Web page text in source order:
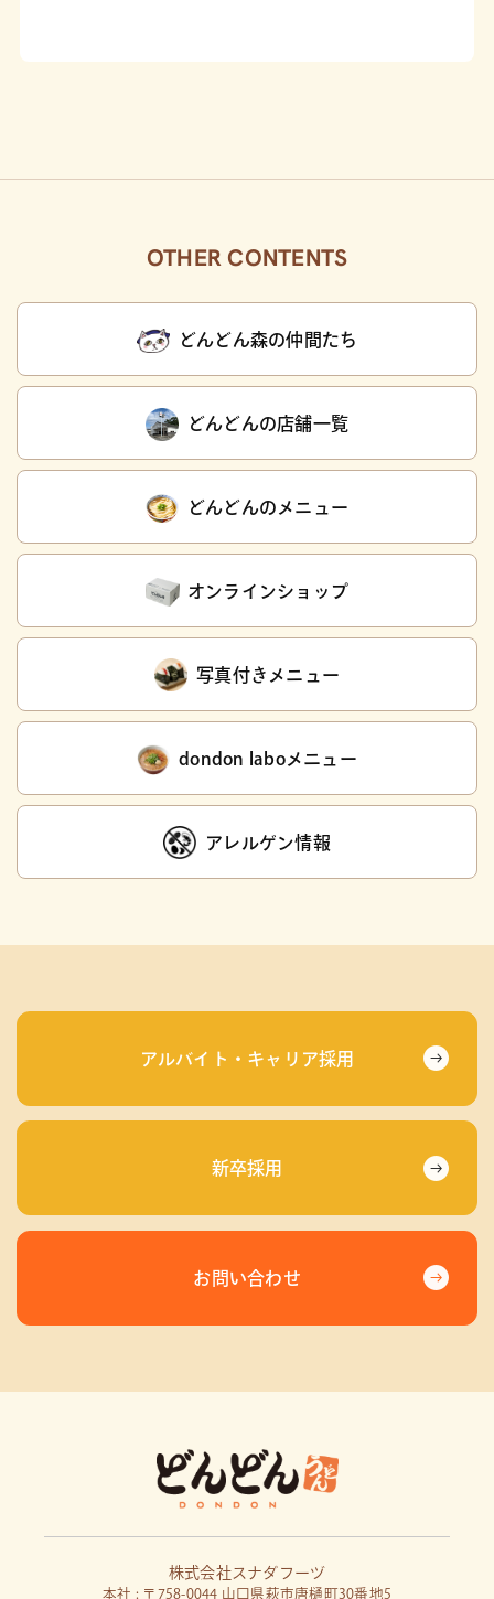
OTHER CONTENTS
どんどん森の仲間たち
どんどんの店舗一覧
どんどんのメニュー
オンラインショップ
写真付きメニュー
dondon laboメニュー
アレルゲン情報
アルバイト・キャリア採用
新卒採用
お問い合わせ
株式会社スナダフーヅ
本社 : 〒758-0044 山口県萩市唐樋町30番地5